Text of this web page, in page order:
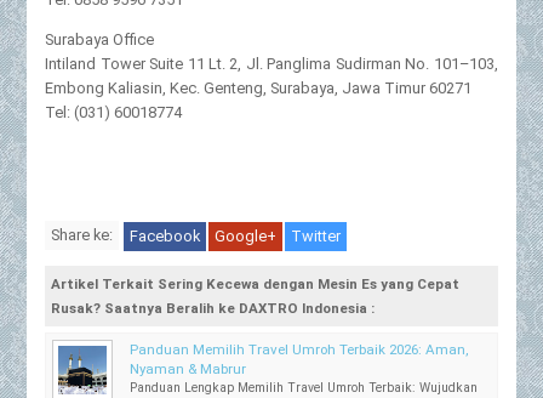
Surabaya Office
Intiland Tower Suite 11 Lt. 2, Jl. Panglima Sudirman No. 101–103,
Embong Kaliasin, Kec. Genteng, Surabaya, Jawa Timur 60271
Tel: (031) 60018774
Share ke: Facebook Google+ Twitter
Artikel Terkait Sering Kecewa dengan Mesin Es yang Cepat
Rusak? Saatnya Beralih ke DAXTRO Indonesia :
Panduan Memilih Travel Umroh Terbaik 2026: Aman,
Nyaman & Mabrur
Panduan Lengkap Memilih Travel Umroh Terbaik: Wujudkan